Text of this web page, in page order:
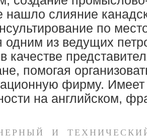
нашло слияние
по
одним из ведущих
качестве
помогая
фирму.
на английском,
И